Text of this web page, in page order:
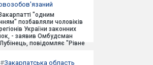
"одним
позбавляли чоловіків
України законних
- заявив Омбудсман
повідомляє "Рівне
#Закарпатська область